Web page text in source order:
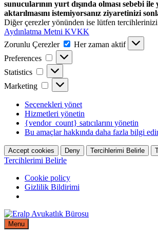
sunucularının yurt dışında olması sebebi ile
aktarılmasını istemiyorsanız ziyaretinizi
Diğer çerezler yönünden ise lütfen
Aydınlatma Metni KVKK
Zorunlu Çerezler
Zorunlu
Çerezler
Her zaman aktif
Preferences
Preferences
Statistics Statistics
Marketing Marketing
Seçenekleri yönet
Hizmetleri yönetin
{vendor_count} satıcılarını yönetin
Bu amaçlar hakkında daha fazla bilgi
Accept cookies Deny Tercihlerimi Belirle
Tercihlerimi Belirle
Cookie policy
Gizlilik Bildirimi
Skip
to
content
Menu